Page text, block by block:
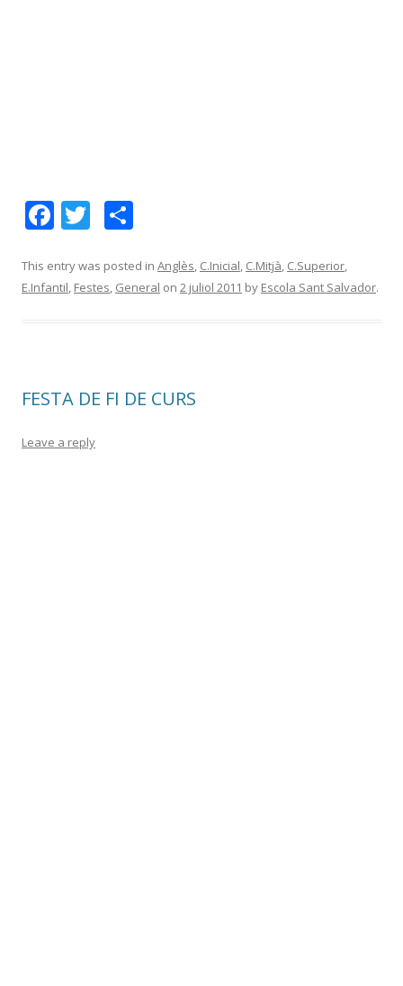
F
e
b
k
T
itt
er
m
p
ix
This entry was posted in Anglès, C.Inicial, C.Mitjà, C.Superior,
E.Infantil, Festes, General on 2 juliol 2011 by Escola Sant Salvador.
FESTA DE FI DE CURS
Leave a reply